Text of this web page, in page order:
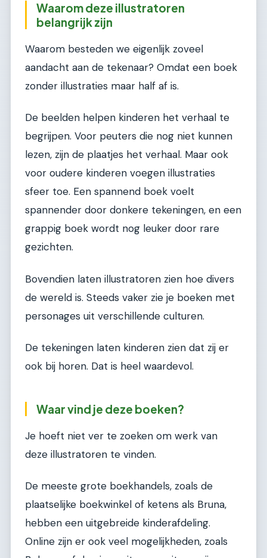
Waarom deze illustratoren
belangrijk zijn
Waarom besteden we eigenlijk zoveel
aandacht aan de tekenaar? Omdat een boek
zonder illustraties maar half af is.
De beelden helpen kinderen het verhaal te
begrijpen. Voor peuters die nog niet kunnen
lezen, zijn de plaatjes het verhaal. Maar ook
voor oudere kinderen voegen illustraties
sfeer toe. Een spannend boek voelt
spannender door donkere tekeningen, en een
grappig boek wordt nog leuker door rare
gezichten.
Bovendien laten illustratoren zien hoe divers
de wereld is. Steeds vaker zie je boeken met
personages uit verschillende culturen.
De tekeningen laten kinderen zien dat zij er
ook bij horen. Dat is heel waardevol.
Waar vind je deze boeken?
Je hoeft niet ver te zoeken om werk van
deze illustratoren te vinden.
De meeste grote boekhandels, zoals de
plaatselijke boekwinkel of ketens als Bruna,
hebben een uitgebreide kinderafdeling.
Online zijn er ook veel mogelijkheden, zoals